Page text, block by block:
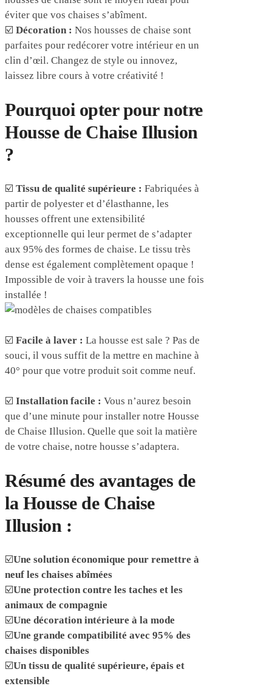
éviter que vos chaises s’abîment.
☑️ Décoration : Nos housses de chaise sont
parfaites pour redécorer votre intérieur en un
clin d’œil. Changez de style ou innovez,
laissez libre cours à votre créativité !
Pourquoi opter pour notre
Housse de Chaise Illusion
?
☑️ Tissu de qualité supérieure : Fabriquées à
partir de polyester et d’élasthanne, les
housses offrent une extensibilité
exceptionnelle qui leur permet de s’adapter
aux 95% des formes de chaise. Le tissu très
dense est également complètement opaque !
Impossible de voir à travers la housse une fois
installée !
☑️ Facile à laver : La housse est sale ? Pas de
souci, il vous suffit de la mettre en machine à
40° pour que votre produit soit comme neuf.
☑️ Installation facile : Vous n’aurez besoin
que d’une minute pour installer notre Housse
de Chaise Illusion. Quelle que soit la matière
de votre chaise, notre housse s’adaptera.
Résumé des avantages de
la Housse de Chaise
Illusion :
☑️Une solution économique pour remettre à
neuf les chaises abîmées
☑️Une protection contre les taches et les
animaux de compagnie
☑️Une décoration intérieure à la mode
☑️Une grande compatibilité avec 95% des
chaises disponibles
☑️Un tissu de qualité supérieure, épais et
extensible